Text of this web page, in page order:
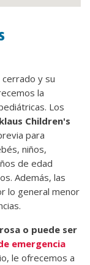
y su
la
Los
Children's
para
niños,
de edad
Además, las
lo general menor
o puede ser
emergencia
le ofrecemos a